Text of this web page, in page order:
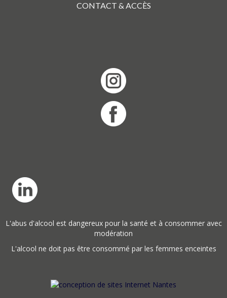
CONTACT & ACCÈS
L'abus d'alcool est dangereux pour la santé et à consommer avec
modération
L'alcool ne doit pas être consommé par les femmes enceintes